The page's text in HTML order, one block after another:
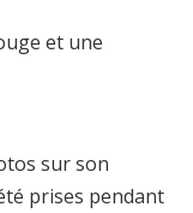
sur son
prises pendant